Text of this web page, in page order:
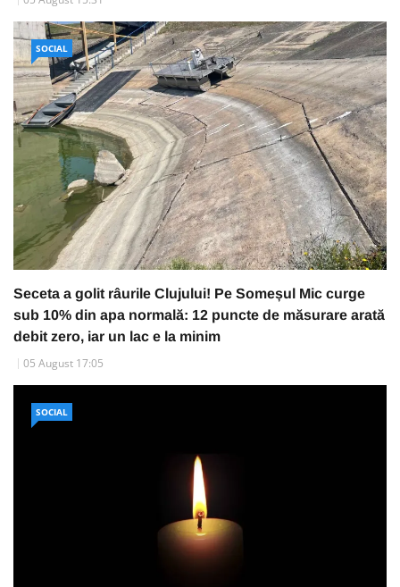
SOCIAL
Seceta a golit râurile Clujului! Pe Someșul Mic curge
sub 10% din apa normală: 12 puncte de măsurare arată
debit zero, iar un lac e la minim
05 August 17:05
SOCIAL